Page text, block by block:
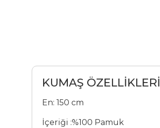
KUMAŞ ÖZELLİKLERİ
En: 150 cm
İçeriği :%100 Pamuk